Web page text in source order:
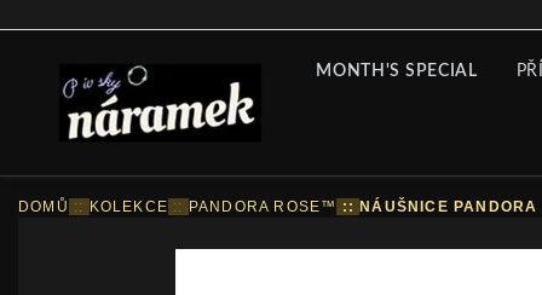
MONTH'S SPECIAL
DOMŮ :: KOLEKCE :: PANDORA ROSE™ :: NÁUŠNICE